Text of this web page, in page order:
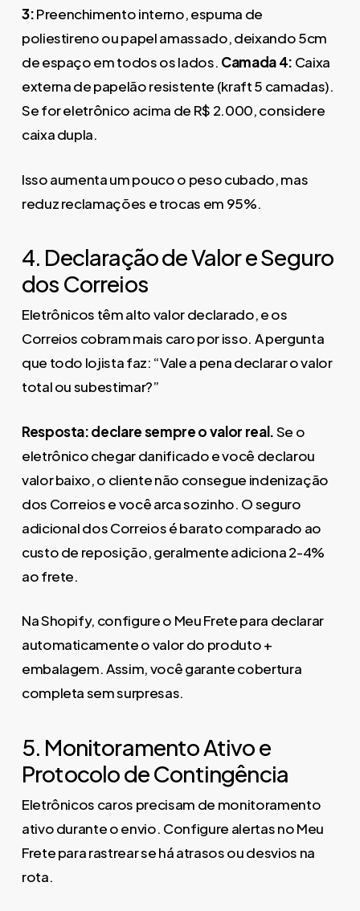
3:Preenchimento interno, espuma de
poliestireno ou papel amassado, deixando 5cm
de espaço em todos os lados. Camada 4: Caixa
externa de papelão resistente (kraft 5 camadas).
Se for eletrônico acima de R$ 2.000, considere
caixa dupla.
Isso aumenta um pouco o peso cubado, mas
reduz reclamações e trocas em 95%.
4. Declaração de Valor e Seguro
dos Correios
Eletrônicos têm alto valor declarado, e os
Correios cobram mais caro por isso. A pergunta
que todo lojista faz: “Vale a pena declarar o valor
total ou subestimar?”
Resposta: declare sempre o valor real.Se o
eletrônico chegar danificado e você declarou
valor baixo, o cliente não consegue indenização
dos Correios e você arca sozinho. O seguro
adicional dos Correios é barato comparado ao
custo de reposição, geralmente adiciona 2-4%
ao frete.
Na Shopify, configure o Meu Frete para declarar
automaticamente o valor do produto +
embalagem. Assim, você garante cobertura
completa sem surpresas.
5. Monitoramento Ativo e
Protocolo de Contingência
Eletrônicos caros precisam de monitoramento
ativo durante o envio. Configure alertas no Meu
Frete para rastrear se há atrasos ou desvios na
rota.